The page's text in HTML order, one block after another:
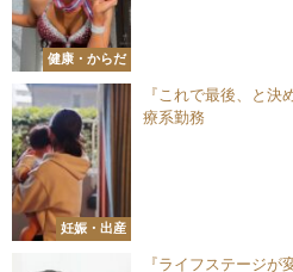
健康・からだ
妊娠・出産
『これで最後、と
療系勤務
『ライフステージが